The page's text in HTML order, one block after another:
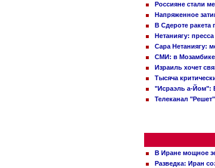
Россияне стали
Напряженное
В Сдероте
Нетаниягу:
Сара Нетаниягу:
СМИ: в Мозамбике
Израиль хочет
Тысяча
"Исраэль а-Йом":
Телеканал
В Иране мощное
Разведка: Иран